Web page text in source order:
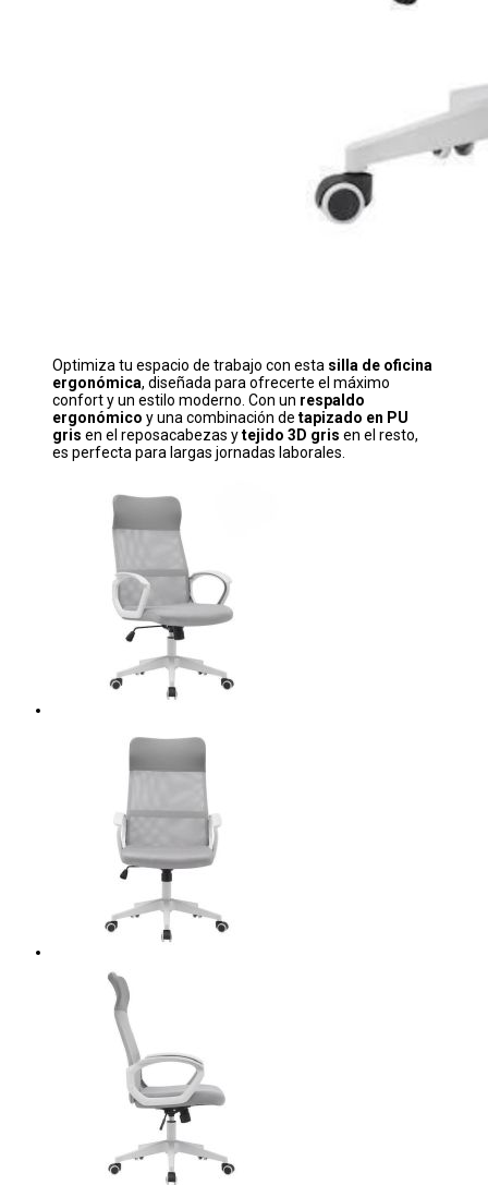
Optimiza tu espacio de trabajo con esta silla de oficina
ergonómica, diseñada para ofrecerte el máximo
confort y un estilo moderno. Con un respaldo
ergonómico y una combinación de tapizado en PU
gris en el reposacabezas ytejido 3D gris en el resto,
es perfecta para largas jornadas laborales.